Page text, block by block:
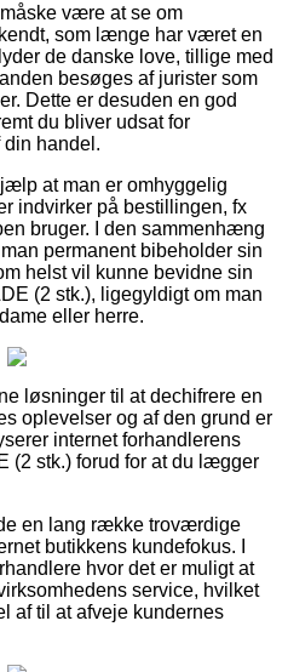
være at se om
som længe har været en
de danske love, tillige med
besøges af jurister som
Dette er desuden en god
du bliver udsat for
handel.
at man er omhyggelig
indvirker på bestillingen, fx
bruger. I den sammenhæng
permanent bibeholder sin
helst vil kunne bevidne sin
(2 stk.), ligegyldigt om man
eller herre.
løsninger til at dechifrere en
oplevelser og af den grund er
internet forhandlerens
(2 stk.) forud for at du lægger
en lang række troværdige
butikkens kundefokus. I
hvor det er muligt at
service, hvilket
af til at afveje kundernes